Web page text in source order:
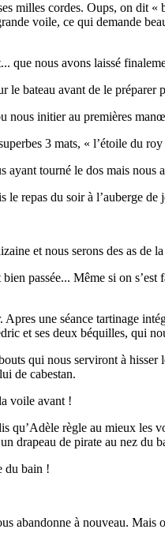
milles cordes. Oups, on dit «
voile, ce qui demande
que nous avons laissé
le bateau avant de le
nous initier au premières
3 mats, « l’étoile du
tourné le dos mais nous
repas du soir à l’auberge
et nous serons des as de
passée... Même si on
Apres une séance tartinage
et ses deux béquilles, qui
qui nous serviront à
de cabestan.
voile avant !
qu’Adèle règle au mieux les
drapeau de pirate au nez du
du bain !
abandonne à nouveau. Mais